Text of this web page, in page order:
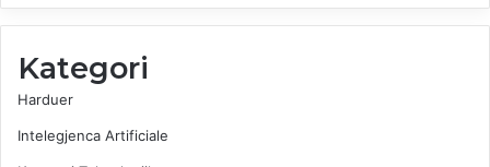
Kategori
Harduer
Intelegjenca Artificiale